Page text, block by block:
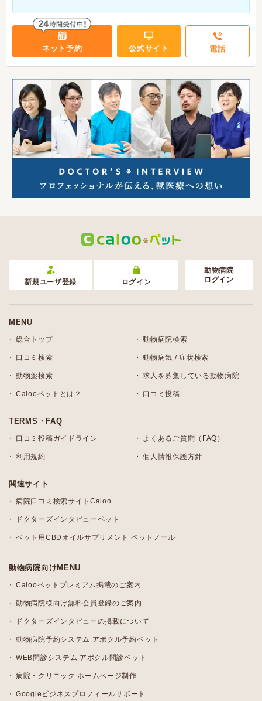
ネット予約 公式サイト 電話
新規ユーザ登録 ログイン
動物病院
ログイン
MENU
総合トップ 動物病院検索
口コミ検索 動物病気 / 症状検索
動物薬検索 求人を募集している動物病院
Calooペットとは？ 口コミ投稿
TERMS・FAQ
口コミ投稿ガイドライン よくあるご質問（FAQ）
利用規約 個人情報保護方針
関連サイト
病院口コミ検索サイトCaloo
ドクターズインタビューペット
ペット用CBDオイルサプリメント ペットノール
動物病院向けMENU
Calooペットプレミアム掲載のご案内
動物病院様向け無料会員登録のご案内
ドクターズインタビューの掲載について
動物病院予約システム アポクル予約ペット
WEB問診システム アポクル問診ペット
病院・クリニック ホームページ制作
Googleビジネスプロフィールサポート